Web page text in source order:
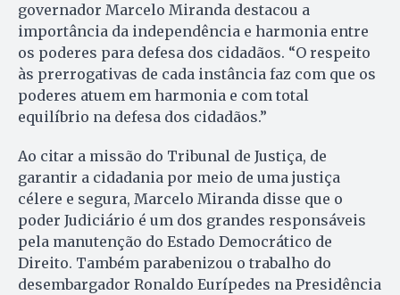
governador Marcelo Miranda destacou a
importância da independência e harmonia entre
os poderes para defesa dos cidadãos. “O respeito
às prerrogativas de cada instância faz com que os
poderes atuem em harmonia e com total
equilíbrio na defesa dos cidadãos.”
Ao citar a missão do Tribunal de Justiça, de
garantir a cidadania por meio de uma justiça
célere e segura, Marcelo Miranda disse que o
poder Judiciário é um dos grandes responsáveis
pela manutenção do Estado Democrático de
Direito. Também parabenizou o trabalho do
desembargador Ronaldo Eurípedes na Presidência